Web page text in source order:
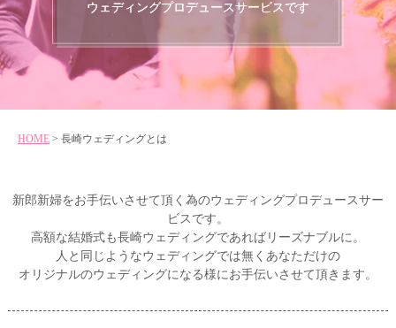
ウェディングプロデュースサービスです
HOME > 長崎ウェディングとは
新郎新婦をお手伝いさせて頂く為のウェディングプロデュースサー
ビスです。
高額な結婚式も長崎ウェディングであればリーズナブルに。
人と同じようなウェディングでは無くあなただけの
オリジナルのウェディングになる様にお手伝いさせて頂きます。